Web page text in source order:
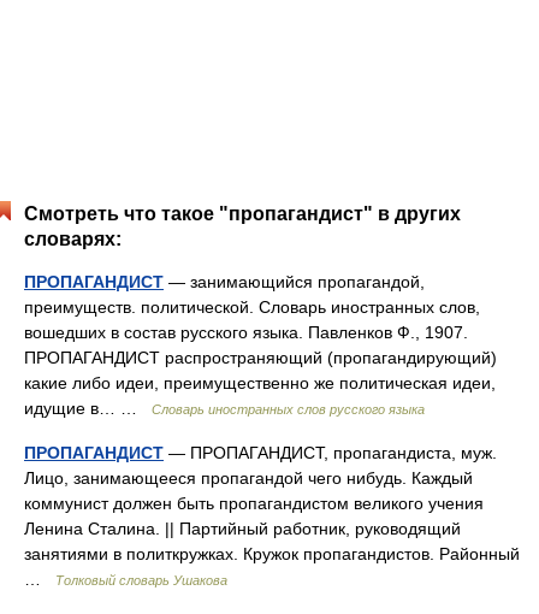
Смотреть что такое "пропагандист" в других
словарях:
ПРОПАГАНДИСТ — занимающийся пропагандой,
преимуществ. политической. Словарь иностранных слов,
вошедших в состав русского языка. Павленков Ф., 1907.
ПРОПАГАНДИСТ распространяющий (пропагандирующий)
какие либо идеи, преимущественно же политическая идеи,
идущие в… …
Словарь иностранных слов русского языка
ПРОПАГАНДИСТ — ПРОПАГАНДИСТ, пропагандиста, муж.
Лицо, занимающееся пропагандой чего нибудь. Каждый
коммунист должен быть пропагандистом великого учения
Ленина Сталина. || Партийный работник, руководящий
занятиями в политкружках. Кружок пропагандистов. Районный
Толковый словарь Ушакова